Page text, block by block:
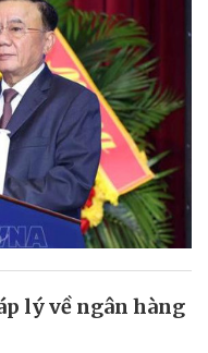
lý về ngân hàng